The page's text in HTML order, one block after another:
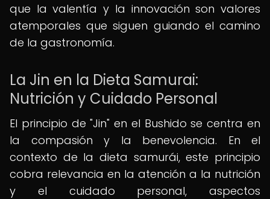
que la valentía y la innovación son valores
atemporales que siguen guiando el camino
de la gastronomía.
La Jin en la Dieta Samurai:
Nutrición y Cuidado Personal
El principio de "Jin" en el Bushido se centra en
la compasión y la benevolencia. En el
contexto de la dieta samurái, este principio
cobra relevancia en la atención a la nutrición
y el cuidado personal, aspectos